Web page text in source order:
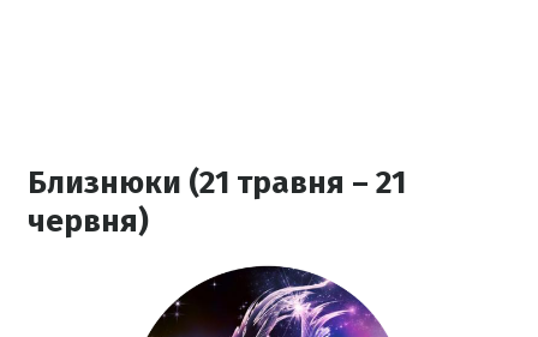
Близнюки (21 травня – 21
червня)